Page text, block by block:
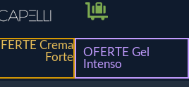
Crema
Forte
OFERTE Gel
Intenso